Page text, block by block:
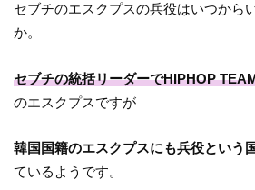
セブチのエスクプスの兵役はいつから
か。
セブチの統括リーダーでHIPHOP
のエスクプスですが
韓国国籍のエスクプスにも兵役という
ているようです。